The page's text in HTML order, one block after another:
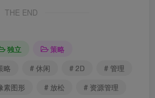
THE END
独立
策略
略 # 休闲 # 2D
# 管理
素图形 # 放松
# 资源管理